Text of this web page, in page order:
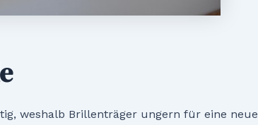
weshalb Brillenträger ungern für eine neue